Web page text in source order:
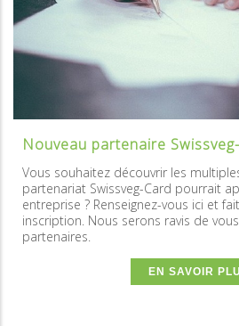
Nouveau partenaire
Vous souhaitez découvrir les
partenariat Swissveg-Card pourrait
entreprise ? Renseignez-vous ici et
inscription. Nous serons ravis de
partenaires.
EN SAVOIR